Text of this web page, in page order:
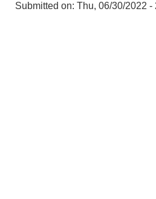
Submitted on: Thu, 06/30/2022 -